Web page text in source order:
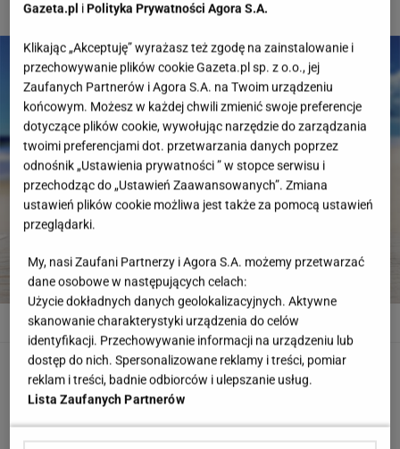
2 z 8
Woda smakowa to napój aromatyzowany, nie "prawdziwa" woda
Woda smakowa albo woda z witaminami
Nie może być nic lepszego od wody z witaminami,
Gazeta.pl iPolityka Prywatności Agora S.A.
Klikając „Akceptuję” wyrażasz też zgodę na zainstalowanie i
przechowywanie plików cookie Gazeta.pl sp. z o.o., jej
Zaufanych Partnerów i Agora S.A. na Twoim urządzeniu
końcowym. Możesz w każdej chwili zmienić swoje preferencje
dotyczące plików cookie, wywołując narzędzie do zarządzania
twoimi preferencjami dot. przetwarzania danych poprzez
odnośnik „Ustawienia prywatności ” w stopce serwisu i
przechodząc do „Ustawień Zaawansowanych”. Zmiana
ustawień plików cookie możliwa jest także za pomocą ustawień
przeglądarki.
My, nasi Zaufani Partnerzy i Agora S.A. możemy przetwarzać
dane osobowe w następujących celach:
Użycie dokładnych danych geolokalizacyjnych. Aktywne
skanowanie charakterystyki urządzenia do celów
identyfikacji. Przechowywanie informacji na urządzeniu lub
dostęp do nich. Spersonalizowane reklamy i treści, pomiar
reklam i treści, badnie odbiorców i ulepszanie usług.
Lista Zaufanych Partnerów